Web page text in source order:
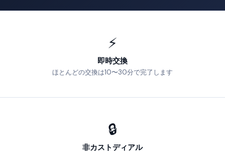
⚡
即時交換
ほとんどの交換は10〜30分で完了します
🔒
非カストディアル